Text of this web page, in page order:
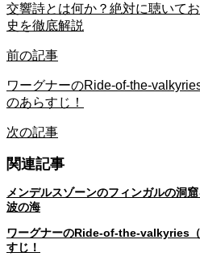
交響詩とは何か？絶対に聴いて
史を徹底解説
前の記事
ワーグナーのRide-of-the-
のあらすじ！
次の記事
関連記事
メンデルスゾーンのフィンガルの洞
波の海
ワーグナーのRide-of-the-valkyries
すじ！